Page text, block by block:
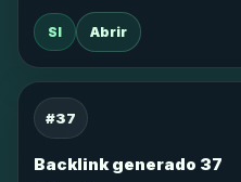
SI Abrir
#37
Backlink generado 37